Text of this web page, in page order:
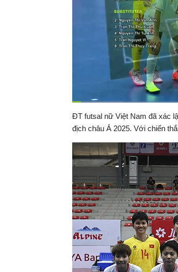
Backward
Tạm
dừng
Forward
Thời
hiện
tại
0:08 / 5:24
Đã
tải
:
14.77%
ĐT futsal nữ Việt Nam đã xác
địch châu Á 2025. Với chiến